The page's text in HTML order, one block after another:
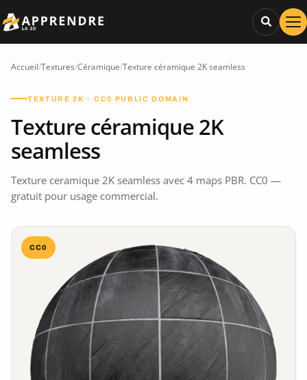
Accueil/Textures/Céramique/Texture céramique 2K seamless
TEXTURE 2K · CC0 PUBLIC DOMAIN
Texture céramique 2K
seamless
Texture ceramique 2K seamless avec 4 maps PBR. CC0 —
gratuit pour usage commercial.
CC0